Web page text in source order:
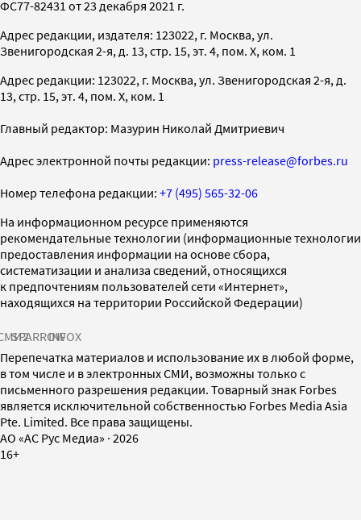
ФС77-82431 от 23 декабря 2021 г.
Адрес редакции, издателя: 123022, г. Москва, ул.
Звенигородская 2-я, д. 13, стр. 15, эт. 4, пом. X, ком. 1
Адрес редакции: 123022, г. Москва, ул. Звенигородская 2-я, д.
13, стр. 15, эт. 4, пом. X, ком. 1
Главный редактор: Мазурин Николай Дмитриевич
Адрес электронной почты редакции: press-release@forbes.ru
Номер телефона редакции: +7 (495) 565-32-06
На информационном ресурсе применяются
рекомендательные технологии (информационные технологии
предоставления информации на основе сбора,
систематизации и анализа сведений, относящихся
к предпочтениям пользователей сети «Интернет»,
находящихся на территории Российской Федерации)
SPARROWINFOX
Перепечатка материалов и использование их в любой форме,
в том числе и в электронных СМИ, возможны только с
письменного разрешения редакции. Товарный знак Forbes
является исключительной собственностью Forbes Media Asia
Pte. Limited. Все права защищены.
AO «АС Рус Медиа» · 2026
16+